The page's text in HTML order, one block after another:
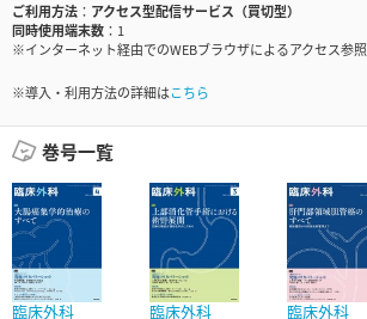
ご利用方法
アクセス型配信サービス（買切型）
同時使用端末数
1
※インターネット経由でのWEBブラウザによるアクセス参照
※導入・利用方法の詳細はこちら
巻号一覧
臨床外科
臨床外科
臨床外科